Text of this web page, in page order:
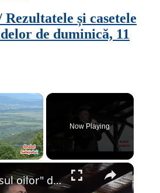
și casetele
de duminică, 11
×
Now Playing
×
"Masurisul oilor" de la Pria editia a 53-a - 2019